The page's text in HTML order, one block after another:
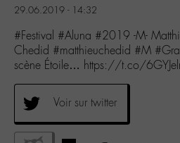
29.06.2019 - 14:32
#Festival #Aluna #2019 -M-
Chedid #matthieuchedid #M
scène Étoile… https://t.co/
Voir sur twitter